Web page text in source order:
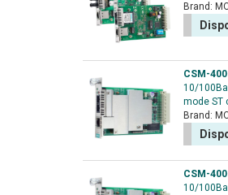
Brand:
CSM-
10/
mode ST
Brand:
CSM-
10/